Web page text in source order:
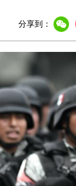
分享到：